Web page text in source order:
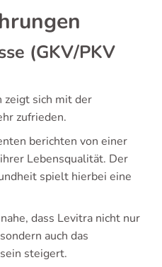
(GKV/PKV
zeigt sich mit der
zufrieden.
berichten von einer
Lebensqualität. Der
spielt hierbei eine
dass Levitra nicht nur
auch das
steigert.